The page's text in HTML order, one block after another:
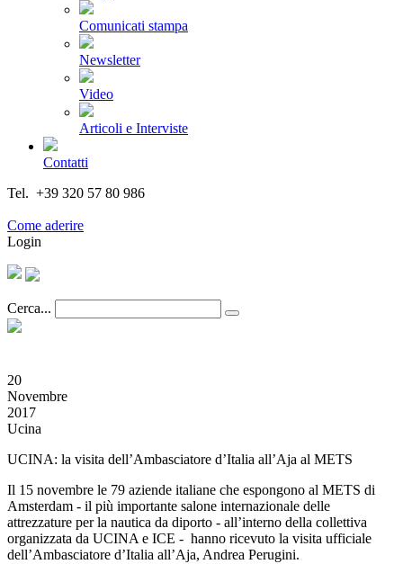
Comunicati stampa
Newsletter
Video
Articoli e Interviste
Contatti
Tel. +39 320 57 80 986
Come aderire
Login
Cerca...
20
Novembre
2017
Ucina
UCINA: la visita dell’Ambasciatore d’Italia all’Aja al METS
Il 15 novembre le 79 aziende italiane che espongono al METS di
Amsterdam - il più importante salone internazionale delle
attrezzature per la nautica da diporto - all’interno della collettiva
organizzata da UCINA e ICE - hanno ricevuto la visita ufficiale
dell’Ambasciatore d’Italia all’Aja, Andrea Perugini.